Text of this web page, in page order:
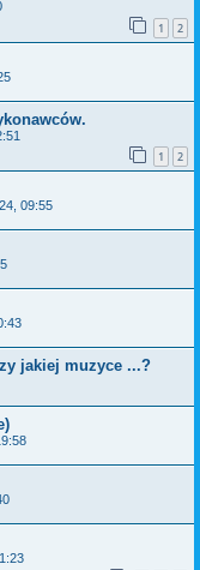
1 2
1 2
09:55
jakiej muzyce ...?